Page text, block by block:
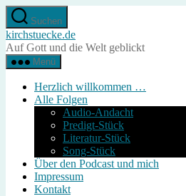
Direkt
zum
Inhalt
wechseln
Suchen
kirchstuecke.de
Auf Gott und die Welt geblickt
Menü
Herzlich willkommen …
Alle Folgen
Audio-Andacht
Predigt-Stück
Literatur-Stück
Song-Stück
Über den Podcast und mich
Impressum
Kontakt